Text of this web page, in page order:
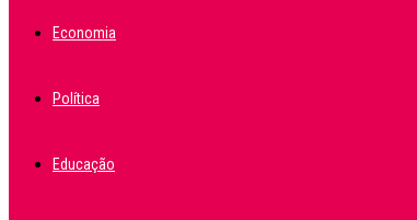
Economia
Política
Educação